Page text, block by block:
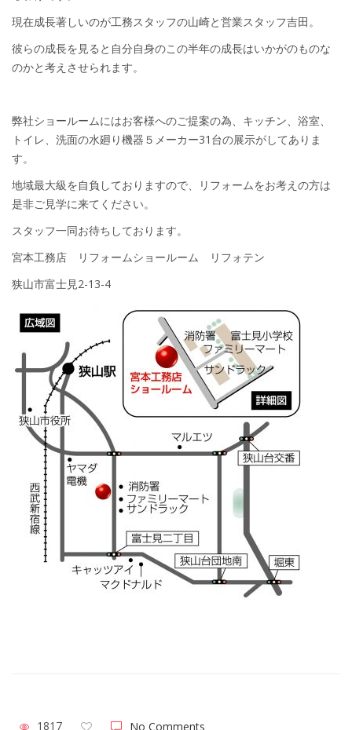
現在成長著しいのが工務スタッフの山崎と営業スタッフ吉田。
彼らの成長を見ると自分自身のこの半年の成長はいかがのものな
のかと考えさせられます。
弊社ショールームにはお客様へのご提案の為、キッチン、浴室、
トイレ、洗面の水廻り機器５メーカー31台の展示がしてありま
す。
地域最大級を自負しておりますので、リフォームをお考えの方は
是非ご見学に来てください。
スタッフ一同お待ちしております。
宮本工務店 リフォームショールーム リフォテン
狭山市富士見2-13-4
1817 No Comments